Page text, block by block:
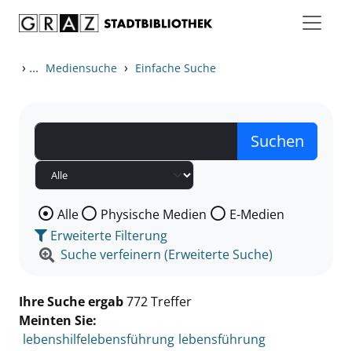
› ... Mediensuche › Einfache Suche
Wählen Sie die Medienart nach der Sie suchen wollen.
Alle Physische Medien
E-Medien
Erweiterte Filterung
Suche verfeinern (Erweiterte Suche)
Ihre Suche ergab772 Treffer
Meinten Sie:
lebenshilfelebensführung lebensführung